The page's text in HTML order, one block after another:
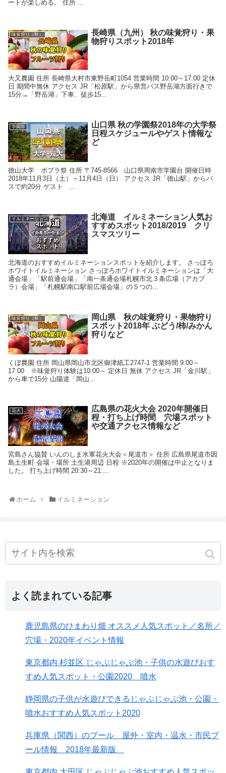
ートが楽しめる。 住所 ...
味覚狩り（秋）
長崎県（九州） 秋の味覚狩り・果
物狩りスポット2018年
大又農園 住所 長崎県大村市東野岳町1054 営業時間 10:00～17:00 定休
日 期間中無休 アクセス JR「松原駅」から県営バス野岳湖方面行きで
15分→「野岳湖」下車、徒歩15...
学園祭
山口県 秋の学園祭2018年の大学祭
日程スケジュールやゲスト情報な
ど
徳山大学 ポプラ祭 住所 〒745-8566 山口県周南市学園台 開催日時
2018年11月3日（土）～11月4日（日） アクセス JR「徳山駅」からバ
スで約20分 ゲスト ...
イルミネーション
北海道 イルミネーション人気お
すすめスポット2018/2019 クリ
スマスツリー
北海道のおすすめイルミネーションスポットを紹介します。 さっぽろ
ホワイトイルミネーション さっぽろホワイトイルミネーションは「大
通会場」「駅前通会場」「南一条通会場札幌市北３条広場（アカプ
ラ）会場」「札幌駅南口駅前広場会場」の５つの...
味覚狩り（秋）
岡山県 秋の味覚狩り・果物狩り
スポット2018年 ぶどう/柿/みかん
狩りなど
くぼ農園 住所 岡山県岡山市北区御津紙工2747-1 営業時間 9:00～
17:00 ※味覚狩り体験は10:00～ 定休日 無休 アクセス JR「金川駅」
から車で15分 山陽道「岡山...
花火
広島県の花火大会 2020年開催日
程・打ち上げ時間 穴場スポット
や交通アクセス情報など
宮島さん協賛 いんのしま水軍花火大会＜尾道市＞ 住所 広島県尾道市因
島土生町 会場・場所 土生港周辺 日程 ※2020年の開催は中止となりま
した。 打ち上げ時間 20:30～21:...
ホーム イルミネーション
よく読まれている記事
鹿児島県のひまわり畑 オススメ人気スポット／名所／
穴場・2020年イベント情報
東京都内 杉並区 じゃぶじゃぶ池・子供の水遊びおす
すめ人気スポット・公園2020 噴水
静岡県の子供が水遊びできるじゃぶじゃぶ池・公園・
噴水おすすめ人気スポット2020
兵庫県（関西）のプール 屋外・室内・温水・市民プ
ール情報 2018年最新版